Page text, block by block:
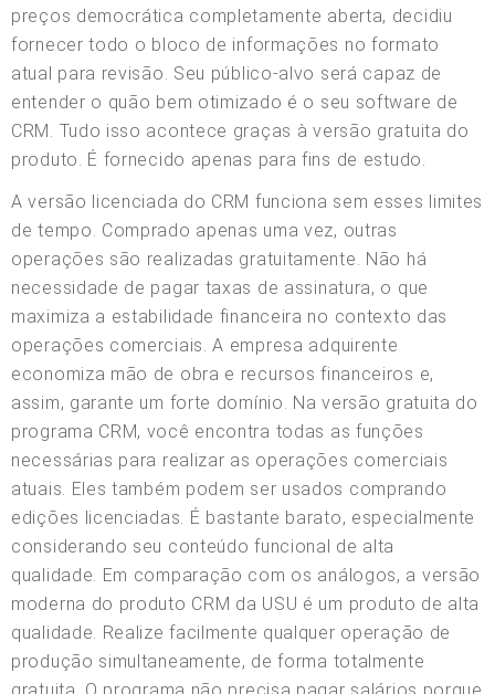
preços democrática completamente aberta, decidiu
fornecer todo o bloco de informações no formato
atual para revisão. Seu público-alvo será capaz de
entender o quão bem otimizado é o seu software de
CRM. Tudo isso acontece graças à versão gratuita do
produto. É fornecido apenas para fins de estudo.
A versão licenciada do CRM funciona sem esses limites
de tempo. Comprado apenas uma vez, outras
operações são realizadas gratuitamente. Não há
necessidade de pagar taxas de assinatura, o que
maximiza a estabilidade financeira no contexto das
operações comerciais. A empresa adquirente
economiza mão de obra e recursos financeiros e,
assim, garante um forte domínio. Na versão gratuita do
programa CRM, você encontra todas as funções
necessárias para realizar as operações comerciais
atuais. Eles também podem ser usados comprando
edições licenciadas. É bastante barato, especialmente
considerando seu conteúdo funcional de alta
qualidade. Em comparação com os análogos, a versão
moderna do produto CRM da USU é um produto de alta
qualidade. Realize facilmente qualquer operação de
produção simultaneamente, de forma totalmente